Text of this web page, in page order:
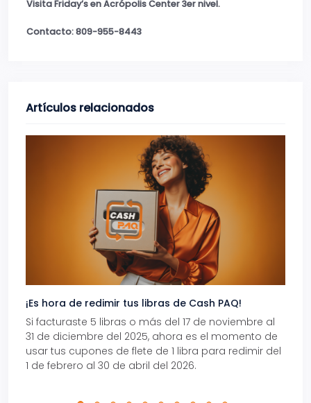
Visita Friday’s en Acrópolis Center 3er nivel.
Contacto: 809-955-8443
Artículos relacionados
¡Es hora de redimir tus libras de Cash PAQ!
Si facturaste 5 libras o más del 17 de noviembre al
31 de diciembre del 2025, ahora es el momento de
usar tus cupones de flete de 1 libra para redimir del
1 de febrero al 30 de abril del 2026.